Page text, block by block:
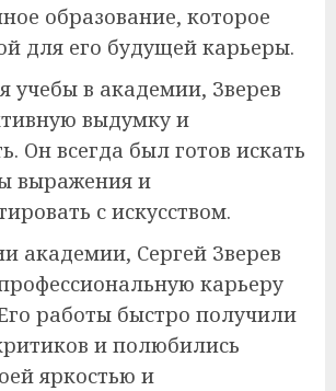
образование, которое
для его будущей карьеры.
учебы в академии, Зверев
выдумку и
Он всегда был готов искать
выражения и
с искусством.
академии, Сергей Зверев
карьеру
работы быстро получили
и полюбились
яркостью и